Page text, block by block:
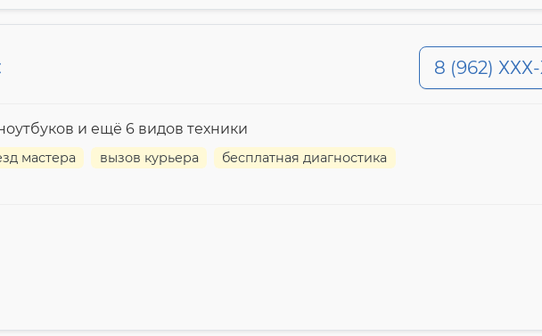
8 (962)
и ещё 6 видов техники
мастера вызов курьера бесплатная диагностика